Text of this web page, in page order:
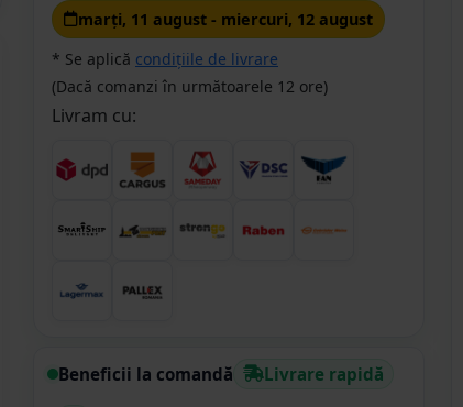
marţi, 11 august - miercuri, 12 august
* Se aplică condițiile de livrare
(Dacă comanzi în următoarele 12 ore)
Livram cu:
Beneficii la comandă Livrare rapidă